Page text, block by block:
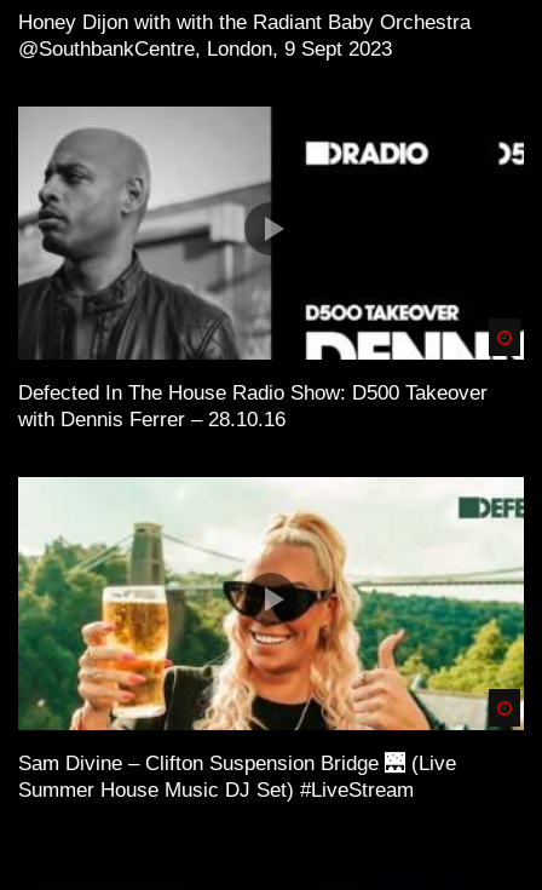
Honey Dijon with with the Radiant Baby Orchestra
@SouthbankCentre, London, 9 Sept 2023
Defected In The House Radio Show: D500 Takeover
with Dennis Ferrer – 28.10.16
Sam Divine – Clifton Suspension Bridge 🌉 (Live
Summer House Music DJ Set) #LiveStream